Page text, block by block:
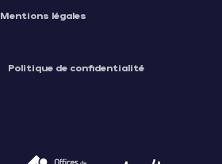
Mentions légales
Politique de confidentialité